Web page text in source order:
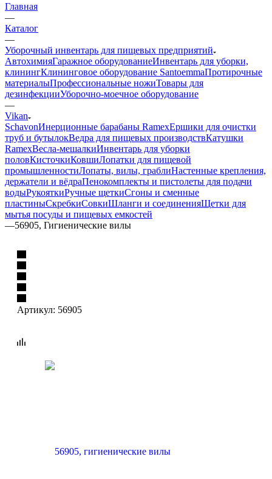
Главная
—
Каталог
—
Уборочный инвентарь для пищевых предприятий
АвтохимияГаражное оборудованиеИнвентарь для уборки,
клинингКлининговое оборудование SantoemmaПротирочные
материалыПрофессиональные ножиТовары для
дезинфекцииУборочно-моечное оборудование
—
Vikan
SchavonИнерционные барабаны RamexЕршики для очистки
труб и бутылокВедра для пищевых производствКатушки
RamexВесла-мешалкиИнвентарь для уборки
половКисточкиКовшиЛопатки для пищевой
промышленностиЛопаты, вилы, граблиНастенные крепления,
держатели и вёдраПенокомплекты и пистолеты для подачи
водыРукояткиРучные щеткиСгоны и сменные
пластиныСкребкиСовкиШланги и соединенияЩетки для
мытья посуды и пищевых емкостей
—56905, Гигиенические вилы
Артикул: 56905